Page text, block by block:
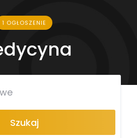
1 OGŁOSZENIE
Szukaj